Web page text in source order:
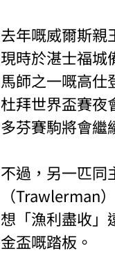
去年嘅威爾斯親
現時於湛士福城
馬師之一嘅高仕
杜拜世界盃賽夜
多芬賽駒將會繼
不過，另一匹同
（Trawlerman
想「漁利盡收」
金盃嘅踏板。